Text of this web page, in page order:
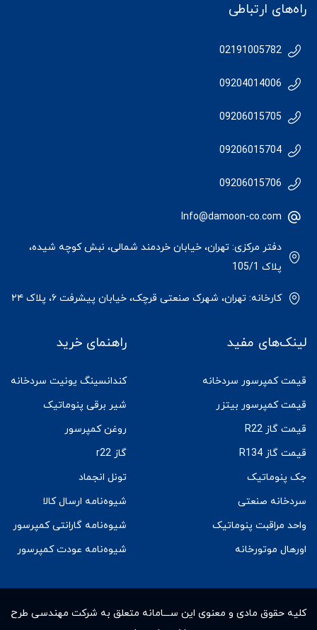
راه‌های ارتباطی
02191005782
09204014006
09206015705
09206015704
09206015706
Info@damoon-co.com
دفتر مرکزی: تهران، خیابان خردمند شمالی، نبش کوچه شیده،
پلاک 105/1
کارخانه: تهران، شهرک صنعتی قرچک، خیابان پیشرفت ۶، پلاک ۲۴
لینک‌های مفید
قیمت کمپرسور سردخانه
قیمت کمپرسور بیتزر
قیمت گاز R22
قیمت گاز R134
جک پنوماتیک
سردخانه صنعتی
واحد مراقبت پنوماتیک
اورهال موتورخانه
راهنمای خرید
کندانسینگ یونیت سردخانه
شیر برقی پنوماتیک
روغن کمپرسور
گاز r22
تونل انجماد
شیوه‌نامه ارسال کالا
شیوه‌نامه گارانتی کمپرسور
شیوه‌نامه عودت کمپرسور
کلیه حقوق مادى و معنوى این ســـامانه متعلق به شرکت مهندسی طرح